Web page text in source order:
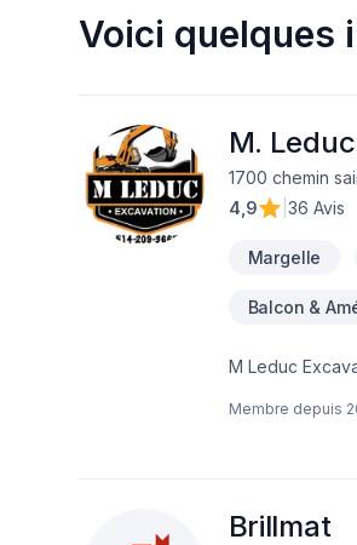
Voici quelques
M.
1700 chemin
4,9
36 Avis
Margelle
Balcon &
M Leduc
spécialisons
Membre depuis
Brillmat